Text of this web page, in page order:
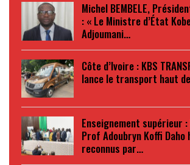
Michel BEMBELE,
: « Le Ministre d’État
Adjoumani…
Côte d’Ivoire : KBS
lance le transport haut
Enseignement supérieur
Prof Adoubryn Koffi Daho
reconnus par…